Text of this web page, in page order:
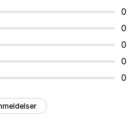
0
0
0
0
0